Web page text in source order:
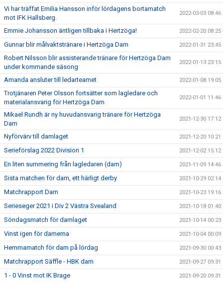
Vi har träffat Emilia Hansson inför lördagens bortamatch
mot IFK Hallsberg.
2022-03-03 08:46
Emmie Johansson äntligen tillbaka i Hertzöga! 2022-02-20 08:25
Gunnar blir målvaktstränare i Hertzöga Dam 2022-01-31 23:45
Robert Nilsson blir assisterande tränare för Hertzöga Dam
under kommande säsong
2022-01-13 23:15
Amanda ansluter till ledarteamet 2022-01-08 19:05
Trotjänaren Peter Olsson fortsätter som lagledare och
materialansvarig för Hertzöga Dam
2022-01-01 11:46
Mikael Rundh är ny huvudansvarig tränare för Hertzöga
Dam
2021-12-30 17:12
Nyförvärv till damlaget 2021-12-20 10:21
Serieförslag 2022 Division 1 2021-12-02 15:12
En liten summering från lagledaren (dam) 2021-11-09 14:46
Sista matchen för dam, ett härligt derby 2021-10-29 02:14
Matchrapport Dam 2021-10-23 19:16
Serieseger 2021 i Div 2 Västra Svealand 2021-10-18 01:40
Söndagsmatch för damlaget 2021-10-14 00:23
Vinst igen för damerna 2021-10-04 00:09
Hemmamatch för dam på lördag 2021-09-30 00:43
Matchrapport Säffle - HBK dam 2021-09-27 09:31
1 - 0 Vinst mot IK Brage 2021-09-20 09:31